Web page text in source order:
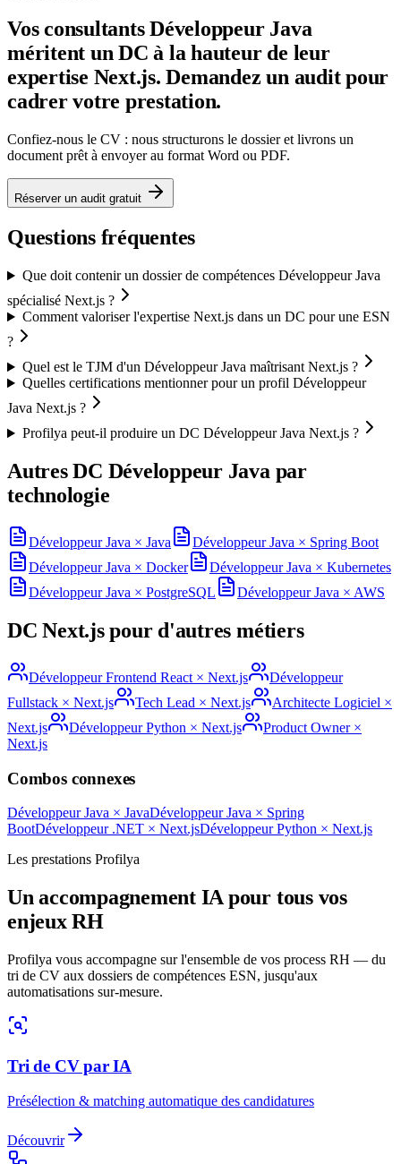
Vos consultants Développeur Java
méritent un DC à la hauteur de leur
expertise Next.js. Demandez un audit pour
cadrer votre prestation.
Confiez-nous le CV : nous structurons le dossier et livrons un
document prêt à envoyer au format Word ou PDF.
Réserver un audit gratuit
Questions fréquentes
Que doit contenir un dossier de compétences Développeur Java
spécialisé Next.js ?
Comment valoriser l'expertise Next.js dans un DC pour une ESN
?
Quel est le TJM d'un Développeur Java maîtrisant Next.js ?
Quelles certifications mentionner pour un profil Développeur
Java Next.js ?
Profilya peut-il produire un DC Développeur Java Next.js ?
Autres DC Développeur Java par
technologie
Développeur Java × Java Développeur Java × Spring Boot
Développeur Java × Docker Développeur Java × Kubernetes
Développeur Java × PostgreSQL Développeur Java × AWS
DCNext.jspour d'autres métiers
Développeur Frontend React × Next.js
Développeur
Fullstack × Next.js Tech Lead × Next.js Architecte Logiciel ×
Next.js
Développeur Python × Next.js Product Owner×
Next.js
Combos connexes
Développeur Java × JavaDéveloppeur Java × Spring
BootDéveloppeur .NET × Next.jsDéveloppeur Python × Next.js
Les prestations Profilya
Un accompagnement IA pour tous vos
enjeux RH
Profilya vous accompagne sur l'ensemble de vos process RH — du
tri de CV aux dossiers de compétences ESN, jusqu'aux
automatisations sur-mesure.
Tri de CV par IA
Présélection & matching automatique des candidatures
Découvrir